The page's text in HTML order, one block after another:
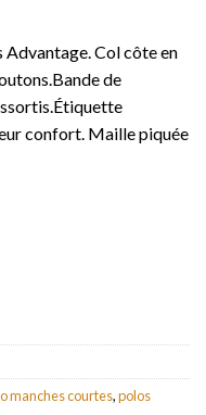
Advantage. Col côte en
de
confort. Maille piquée
manches courtes,polos